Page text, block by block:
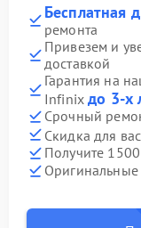
Бесплатная
ремонта
Привезем и
доставкой
Гарантия на
Infinixдо 3-х
Срочный
Скидка для
Получите